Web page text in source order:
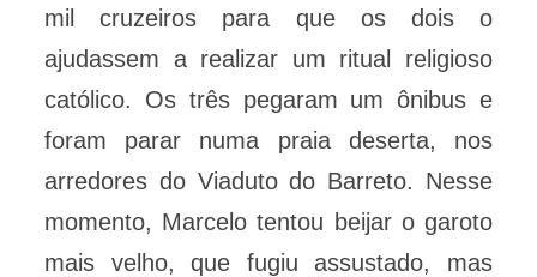
mil cruzeiros para que os dois o
ajudassem a realizar um ritual religioso
católico. Os três pegaram um ônibus e
foram parar numa praia deserta, nos
arredores do Viaduto do Barreto. Nesse
momento, Marcelo tentou beijar o garoto
mais velho, que fugiu assustado, mas